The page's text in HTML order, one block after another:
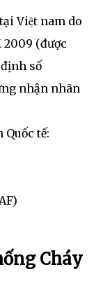
Việt nam do
2009 (được
số
nhận nhãn
tế:
Cháy